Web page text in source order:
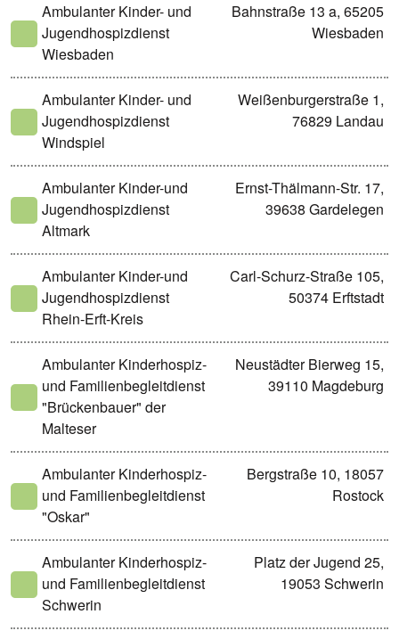
Ambulanter Kinder- und
Jugendhospizdienst
Wiesbaden
Bahnstraße 13 a, 65205
Wiesbaden
Ambulanter Kinder- und
Jugendhospizdienst
Windspiel
Weißenburgerstraße 1,
76829 Landau
Ambulanter Kinder-und
Jugendhospizdienst
Altmark
Ernst-Thälmann-Str. 17,
39638 Gardelegen
Ambulanter Kinder-und
Jugendhospizdienst
Rhein-Erft-Kreis
Carl-Schurz-Straße 105,
50374 Erftstadt
Ambulanter Kinderhospiz-
und Familienbegleitdienst
"Brückenbauer" der
Malteser
Neustädter Bierweg 15,
39110 Magdeburg
Ambulanter Kinderhospiz-
und Familienbegleitdienst
"Oskar"
Bergstraße 10, 18057
Rostock
Ambulanter Kinderhospiz-
und Familienbegleitdienst
Schwerin
Platz der Jugend 25,
19053 Schwerin